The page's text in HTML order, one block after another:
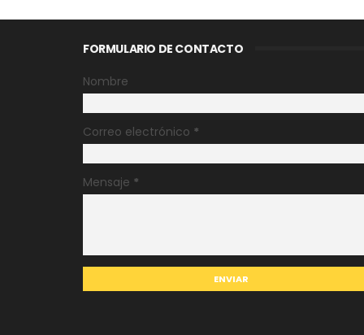
FORMULARIO DE CONTACTO
Nombre
Correo electrónico *
Mensaje *